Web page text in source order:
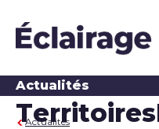
Actualités
Actualités